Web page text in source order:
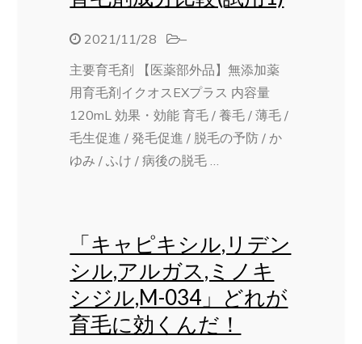
2021/11/28
–
主要育毛剤 【医薬部外品】無添加薬
用育毛剤イクオスEXプラス 内容量
120mL 効果・効能 育毛 / 養毛 / 薄毛 /
毛生促進 / 発毛促進 / 脱毛の予防 / か
ゆみ / ふけ / 病後の脱毛 …
「キャピキシル,リデン
シル,アルガス,ミノキ
シジル,M-034」どれが
育毛に効くんだ！